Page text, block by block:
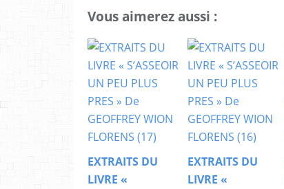
Vous aimerez aussi :
EXTRAITS DU
LIVRE «
EXTRAITS DU
LIVRE «